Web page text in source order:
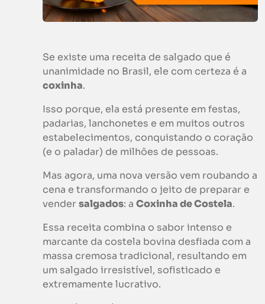
Se existe uma receita de salgado que é
unanimidade no Brasil, ele com certeza é a
coxinha.
Isso porque, ela está presente em festas,
padarias, lanchonetes e em muitos outros
estabelecimentos, conquistando o coração
(e o paladar) de milhões de pessoas.
Mas agora, uma nova versão vem roubando a
cena e transformando o jeito de preparar e
vender salgados: a Coxinha de Costela.
Essa receita combina o sabor intenso e
marcante da costela bovina desfiada com a
massa cremosa tradicional, resultando em
um salgado irresistível, sofisticado e
extremamente lucrativo.